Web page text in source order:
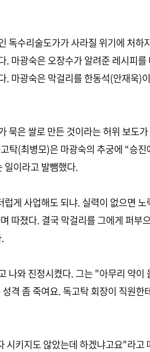
독수리술도가가 사라질 위기에 처하
. 마광숙은 오장수가 알려준 레시피
. 마광숙은 막걸리를 한동석(안재욱)
묵은 쌀로 만든 것이라는 허위 보도
탁(최병모)은 마광숙의 추궁에 “승진
일이라고 발뺌했다.
게 사업해도 되냐. 실력이 없으면
따졌다. 결국 막걸리를 그에게 퍼부
나와 진정시켰다. 그는 "아무리 약이
격 좀 죽여요. 독고탁 회장이 직원한
시키지도 않았는데 하겠냐고요"라고